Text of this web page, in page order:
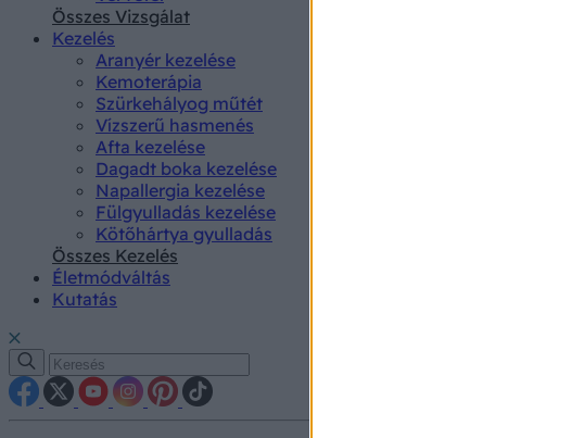
Összes Vizsgálat
Kezelés
Aranyér kezelése
Kemoterápia
Szürkehályog műtét
Vízszerű hasmenés
Afta kezelése
Dagadt boka kezelése
Napallergia kezelése
Fülgyulladás kezelése
Kötőhártya gyulladás
Összes Kezelés
Életmódváltás
Kutatás